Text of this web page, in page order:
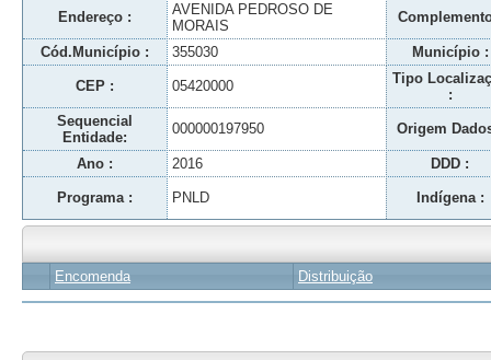
Endereço :
AVENIDA PEDROSO DE
MORAIS
Cód.Município : 355030 Município :
CEP : 05420000
Tipo
:
Sequencial
Entidade:
000000197950 Origem
Ano : 2016 DDD :
Programa : PNLD Indígena :
Encomenda Distribuição